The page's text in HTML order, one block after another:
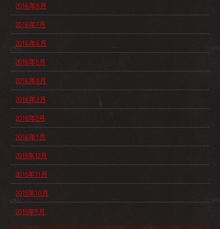
2016年8月
2016年7月
2016年6月
2016年5月
2016年4月
2016年3月
2016年2月
2016年1月
2015年12月
2015年11月
2015年10月
2015年9月